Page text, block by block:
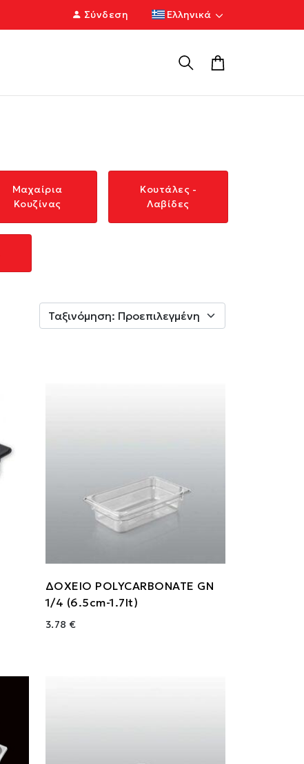
Σύνδεση Ελληνικά
Μαχαίρια
Κουζίνας
Κουτάλες -
Λαβίδες
ΔΟΧΕΙΟ POLYCARBONATE GN
1/4 (6.5cm-1.7lt)
3.78 €